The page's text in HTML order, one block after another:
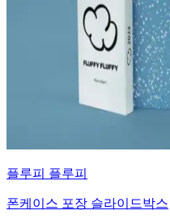
플루피 플루피
폰케이스 포장 슬라이드박스